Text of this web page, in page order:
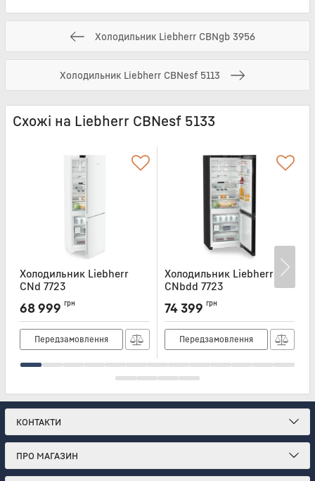
Холодильник Liebherr CBNgb 3956
Холодильник Liebherr CBNesf 5113
Схожі на Liebherr CBNesf 5133
Холодильник Liebherr
CNd 7723
CND7723
68 999 грн
Передзамовлення
Холодильник Liebherr
CNbdd 7723
CNBDD7723
74 399 грн
Передзамовлення
КОНТАКТИ
ПРО МАГАЗИН